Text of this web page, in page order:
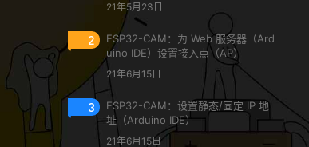
21年5月23日
2
ESP32-CAM：为 Web 服务器（Ard
uino IDE）设置接入点（AP）
21年6月15日
3
ESP32-CAM：设置静态/固定 IP 地
址（Arduino IDE）
21年6月15日